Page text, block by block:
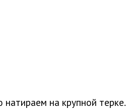
натираем на крупной терке.